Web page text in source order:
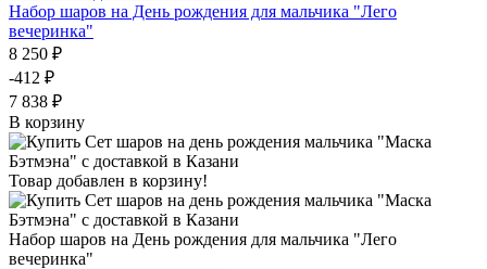
Набор шаров на День рождения для мальчика "Лего
вечеринка"
8 250 ₽
-412 ₽
7 838 ₽
В корзину
Товар добавлен в корзину!
Набор шаров на День рождения для мальчика "Лего
вечеринка"